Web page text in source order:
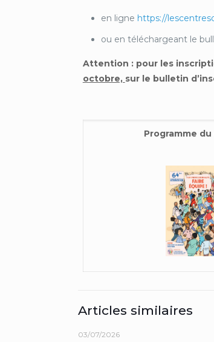
en ligne https://
ou en téléchargeant le
Attention : pour les
octobre, sur le bulletin
Programme
Articles similaires
03/07/2026